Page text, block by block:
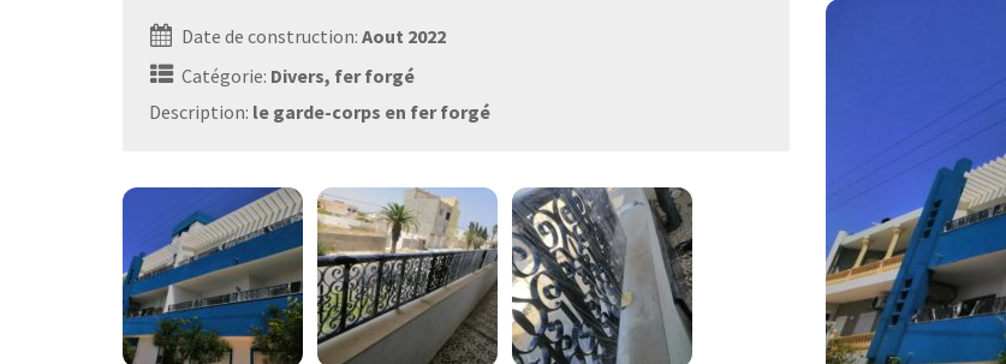
Date de construction: Aout 2022
Catégorie: Divers, fer forgé
Description: le garde-corps en fer forgé